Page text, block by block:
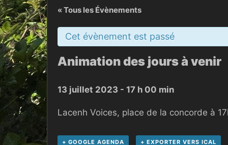
« Tous les Évènements
Cet évènement est passé
Animation des jours à venir
13 juillet 2023 - 17 h 00 min
Lacenh Voices, place de la concorde à
+ GOOGLE AGENDA + EXPORTER VERS ICAL